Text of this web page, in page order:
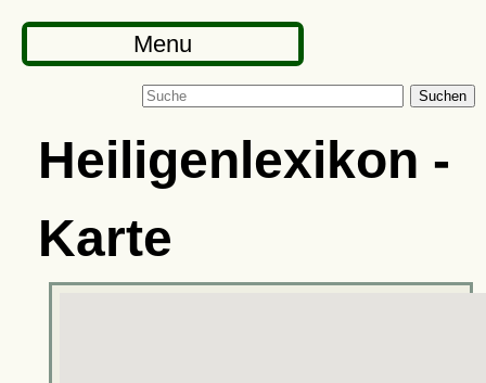
Menu
Suchen
Heiligenlexikon -
Karte